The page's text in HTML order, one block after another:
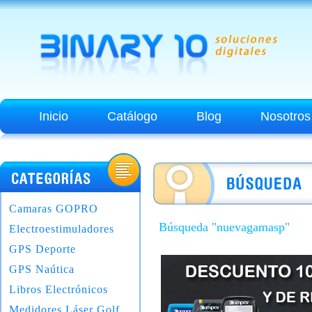
Inicio Catálogo Blog Nosotros
Búsqueda "nuevagamasp"
Camaras GOPRO
Electroestimuladores
GPS Deporte
GPS Naútica
Libros Electrónicos
Medidores Láser Golf